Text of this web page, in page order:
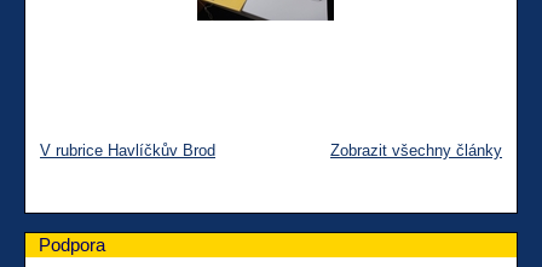
V rubrice Havlíčkův Brod Zobrazit všechny články
Podpora